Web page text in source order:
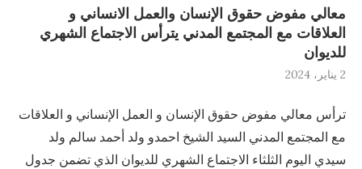
معالي مفوض حقوق الإنسان والعمل الانساني و
العلاقات مع المجتمع المدني يترأس الاجتماع الشهري
للديوان
2 يناير، 2024
ترأس معالي مفوض حقوق الإنسان و العمل الإنساني و العلاقات
مع المجتمع المدني السيد الشيخ احمدو ولد أحمد سالم ولد
سيدي اليوم الثلثاء الاجتماع الشهري للديوان الذي تضمن جدول